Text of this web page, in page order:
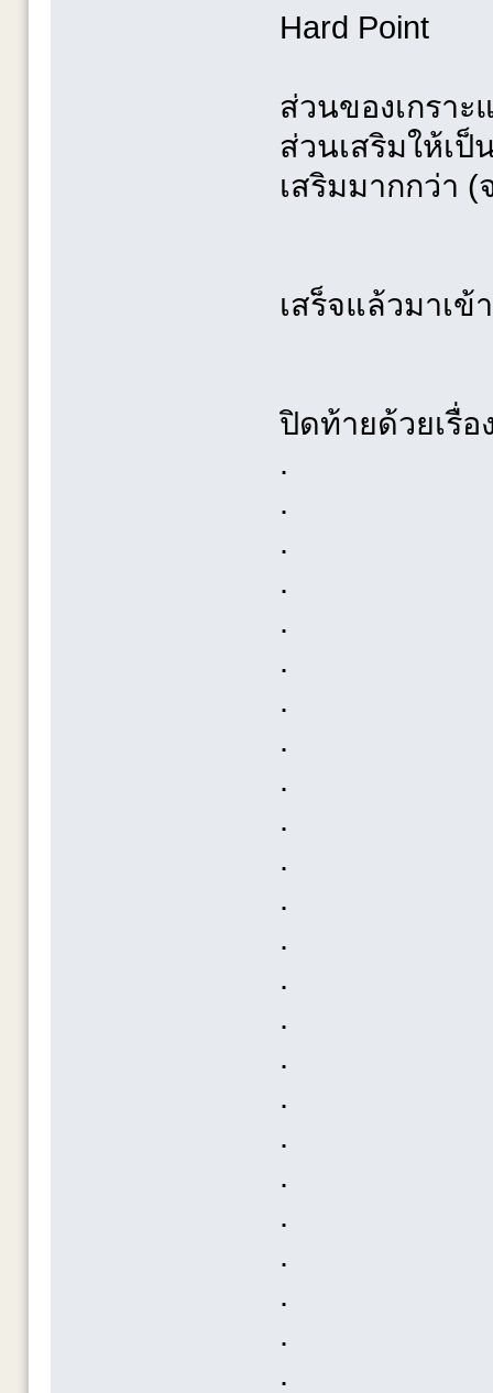
Hard Point
ส่วนของเกรา
ส่วนเสริมให้เป็
เสริมมากกว่า
เสร็จแล้วมาเข้
ปิดท้ายด้วยเรื่
.
.
.
.
.
.
.
.
.
.
.
.
.
.
.
.
.
.
.
.
.
.
.
.